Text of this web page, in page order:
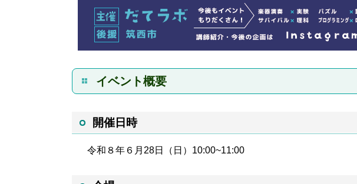
イベント概要
開催日時
令和８年６月28日（日）10:00~11:00